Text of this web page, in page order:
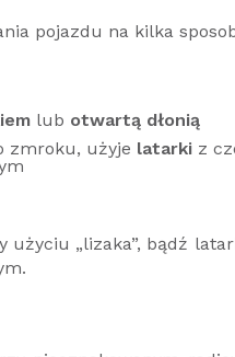
pojazdu na kilka
lub otwartą dłonią
zmroku, użyje latarki z
„lizaka”, bądź